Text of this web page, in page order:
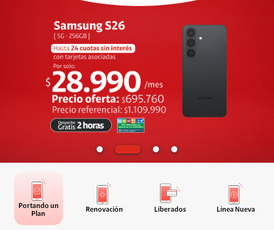
Portando un
Plan
Renovación Liberados Línea Nueva